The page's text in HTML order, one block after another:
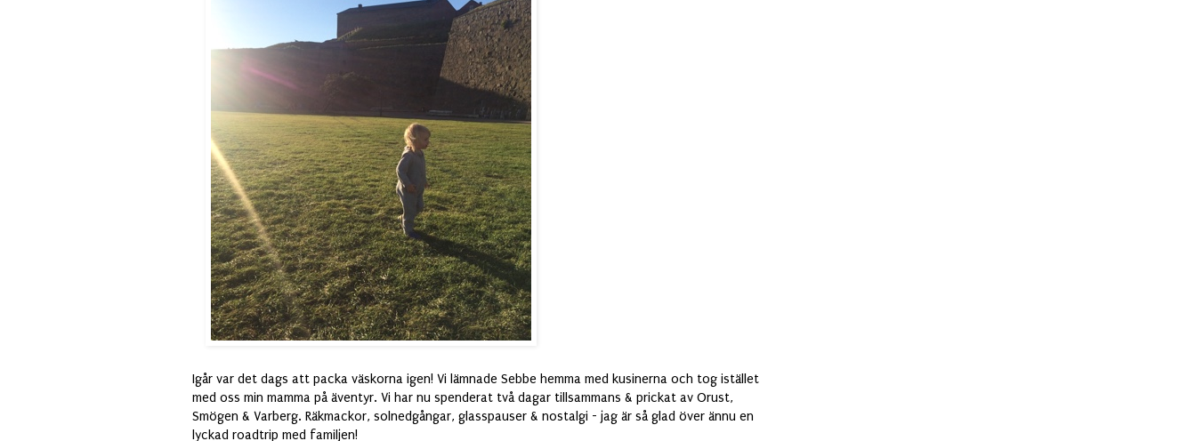
Igår var det dags att packa väskorna igen! Vi lämnade Sebbe hemma med kusinerna och tog istället
med oss min mamma på äventyr. Vi har nu spenderat två dagar tillsammans & prickat av Orust,
Smögen & Varberg. Räkmackor, solnedgångar, glasspauser & nostalgi - jag är så glad över ännu en
lyckad roadtrip med familjen!